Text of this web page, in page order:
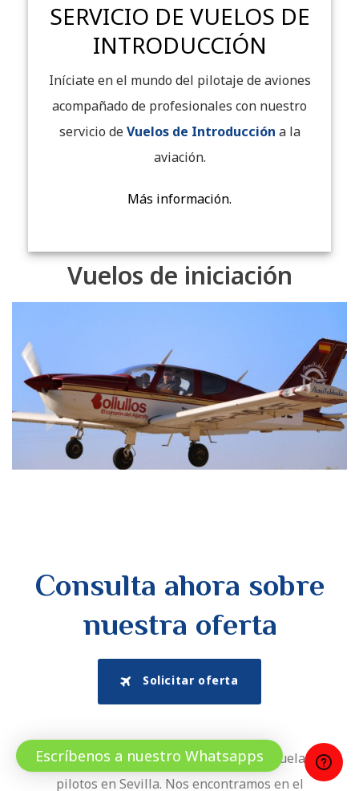
SERVICIO DE VUELOS DE
INTRODUCCIÓN
Iníciate en el mundo del pilotaje de aviones
acompañado de profesionales con nuestro
servicio deVuelos de Introducción a la
aviación.
Más información.
Vuelos de iniciación
Consulta ahora sobre
nuestra oferta
Solicitar oferta
Aerotablada es una de las principales escuelas de
pilotos en Sevilla. Nos encontramos en el
Escríbenos a nuestro Whatsapps